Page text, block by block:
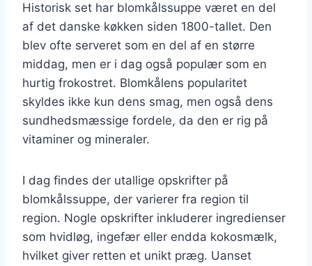
Historisk set har blomkålssuppe været en del
af det danske køkken siden 1800-tallet. Den
blev ofte serveret som en del af en større
middag, men er i dag også populær som en
hurtig frokostret. Blomkålens popularitet
skyldes ikke kun dens smag, men også dens
sundhedsmæssige fordele, da den er rig på
vitaminer og mineraler.
I dag findes der utallige opskrifter på
blomkålssuppe, der varierer fra region til
region. Nogle opskrifter inkluderer ingredienser
som hvidløg, ingefær eller endda kokosmælk,
hvilket giver retten et unikt præg. Uanset